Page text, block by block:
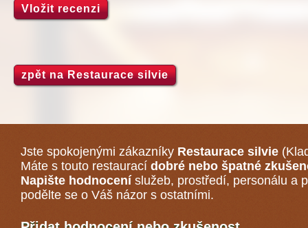
Vložit recenzi
zpět na Restaurace silvie
Jste spokojenými zákazníky Restaurace silvie
Máte s touto restaurací dobré nebo špatné
Napište hodnocení služeb, prostředí, personálu a
podělte se o Váš názor s ostatními.